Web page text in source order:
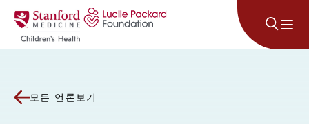
콘텐츠로 건너뛰기
모든 언론보기